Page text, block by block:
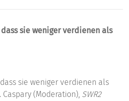
sie weniger verdienen als
sie weniger verdienen als
Caspary (Moderation), SWR2